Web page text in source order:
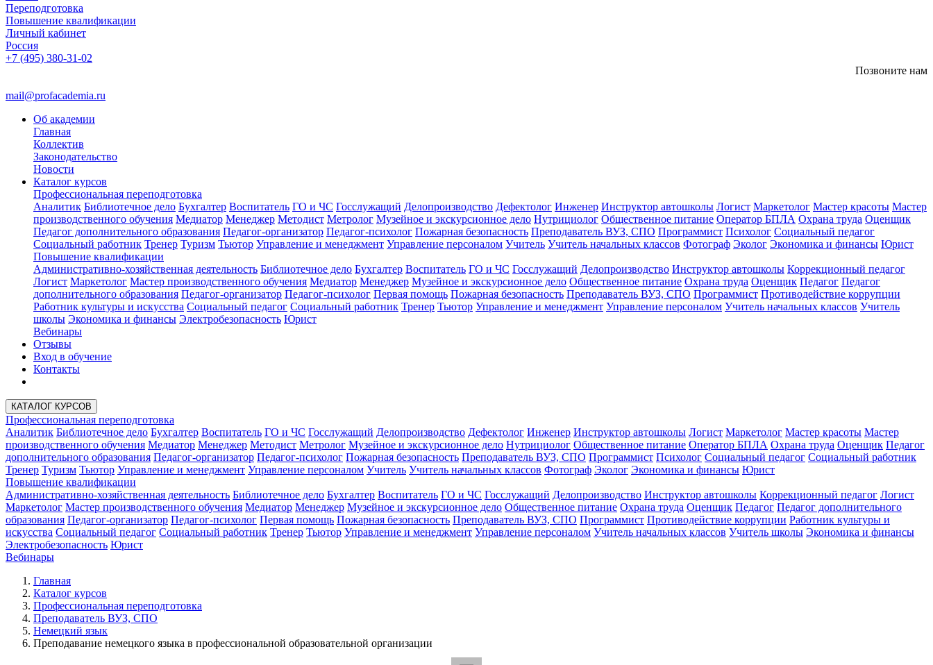
Переподготовка
Повышение квалификации
Личный кабинет
Россия
+7 (495) 380-31-02
Позвоните нам
mail@profacademia.ru
Об академии
Главная
Коллектив
Законодательство
Новости
Каталог курсов
Профессиональная переподготовка
Аналитик Библиотечное дело Бухгалтер Воспитатель ГО и ЧС Госслужащий Делопроизводство Дефектолог Инженер Инструктор автошколы Логист Маркетолог Мастер красоты Мастер
производственного обучения Медиатор Менеджер Методист Метролог Музейное и экскурсионное дело Нутрициолог Общественное питание Оператор БПЛА Охрана труда Оценщик
Педагог дополнительного образования Педагог-организатор Педагог-психолог Пожарная безопасность Преподаватель ВУЗ, СПО Программист Психолог Социальный педагог
Социальный работник Тренер Туризм Тьютор Управление и менеджмент Управление персоналом Учитель Учитель начальных классов Фотограф Эколог Экономика и финансы Юрист
Повышение квалификации
Административно-хозяйственная деятельность Библиотечное дело Бухгалтер Воспитатель ГО и ЧС Госслужащий Делопроизводство Инструктор автошколы Коррекционный педагог
Логист Маркетолог Мастер производственного обучения Медиатор Менеджер Музейное и экскурсионное дело Общественное питание Охрана труда Оценщик Педагог Педагог
дополнительного образования Педагог-организатор Педагог-психолог Первая помощь Пожарная безопасность Преподаватель ВУЗ, СПО Программист Противодействие коррупции
Работник культуры и искусства Социальный педагог Социальный работник Тренер Тьютор Управление и менеджмент Управление персоналом Учитель начальных классов Учитель
школы Экономика и финансы Электробезопасность Юрист
Вебинары
Отзывы
Вход в обучение
Контакты
КАТАЛОГ КУРСОВ
Профессиональная переподготовка
Аналитик Библиотечное дело Бухгалтер Воспитатель ГО и ЧС Госслужащий Делопроизводство Дефектолог Инженер Инструктор автошколы Логист Маркетолог Мастер красоты Мастер
производственного обучения Медиатор Менеджер Методист Метролог Музейное и экскурсионное дело Нутрициолог Общественное питание Оператор БПЛА Охрана труда Оценщик Педагог
дополнительного образования Педагог-организатор Педагог-психолог Пожарная безопасность Преподаватель ВУЗ, СПО Программист Психолог Социальный педагог Социальный работник
Тренер Туризм Тьютор Управление и менеджмент Управление персоналом Учитель Учитель начальных классов Фотограф Эколог Экономика и финансы Юрист
Повышение квалификации
Административно-хозяйственная деятельность Библиотечное дело Бухгалтер Воспитатель ГО и ЧС Госслужащий Делопроизводство Инструктор автошколы Коррекционный педагог Логист
Маркетолог Мастер производственного обучения Медиатор Менеджер Музейное и экскурсионное дело Общественное питание Охрана труда Оценщик Педагог Педагог дополнительного
образования Педагог-организатор Педагог-психолог Первая помощь Пожарная безопасность Преподаватель ВУЗ, СПО Программист Противодействие коррупции Работник культуры и
искусства Социальный педагог Социальный работник Тренер Тьютор Управление и менеджмент Управление персоналом Учитель начальных классов Учитель школы Экономика и финансы
Электробезопасность Юрист
Вебинары
Главная
Каталог курсов
Профессиональная переподготовка
Преподаватель ВУЗ, СПО
Немецкий язык
Преподавание немецкого языка в профессиональной образовательной организации